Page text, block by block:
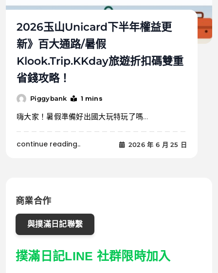
2026玉山Unicard下半年權益更
新》百大通路/暑假
Klook.Trip.KKday旅遊折扣碼雙重
省錢攻略！
Piggybank 1 mins
嗨大家！暑假準備好出國大玩特玩了嗎...
continue reading.. 2026 年 6 月 25 日
商業合作
與撲滿日記聯繫
撲滿日記LINE 社群限時加入